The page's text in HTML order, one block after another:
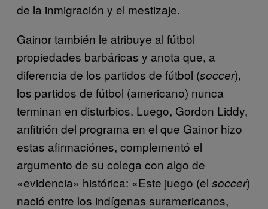
de la inmigración y el mestizaje.
Gainor también le atribuye al fútbol
propiedades barbáricas y anota que, a
diferencia de los partidos de fútbol (soccer),
los partidos de fútbol (americano) nunca
terminan en disturbios. Luego, Gordon Liddy,
anfitrión del programa en el que Gainor hizo
estas afirmaciónes, complementó el
argumento de su colega con algo de
«evidencia» histórica: «Este juego (el soccer)
nació entre los indígenas suramericanos,